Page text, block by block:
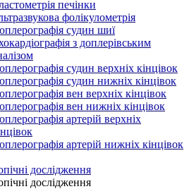
печінки
фолікулометрія
судин шиї
з доплерівським
судин верхніх кінцівок
судин нижніх кінцівок
вен верхніх кінцівок
вен нижніх кінцівок
артерій верхніх
артерій нижніх кінцівок
дослідження
дослідження